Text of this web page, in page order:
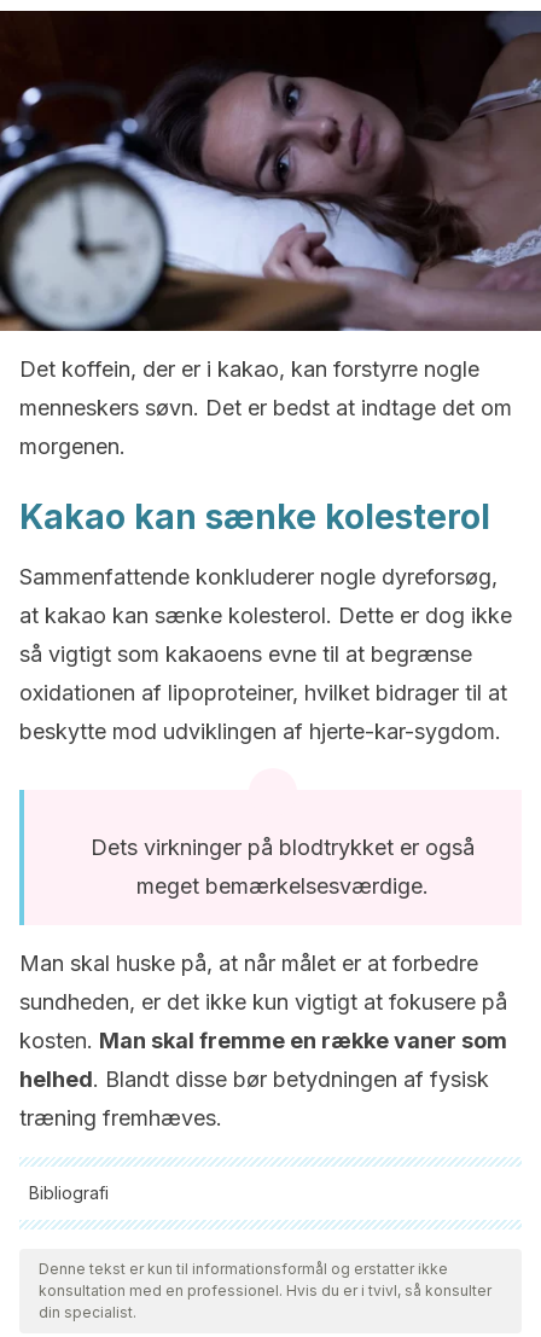
Det koffein, der er i kakao, kan forstyrre nogle
menneskers søvn. Det er bedst at indtage det om
morgenen.
Kakao kan sænke kolesterol
Sammenfattende konkluderer nogle dyreforsøg,
at kakao kan sænke kolesterol. Dette er dog ikke
så vigtigt som kakaoens evne til at begrænse
oxidationen af lipoproteiner, hvilket bidrager til at
beskytte mod udviklingen af hjerte-kar-sygdom.
Dets virkninger på blodtrykket er også
meget bemærkelsesværdige.
Man skal huske på, at når målet er at forbedre
sundheden, er det ikke kun vigtigt at fokusere på
kosten. Man skal fremme en række vaner som
helhed. Blandt disse bør betydningen af fysisk
træning fremhæves.
Bibliografi
Alle citerede kilder blev grundigt gennemgået af vores team
for at sikre deres kvalitet, pålidelighed, aktualitet og validitet.
Bibliografien i denne artikel blev betragtet som pålidelig og af
Denne tekst er kun til informationsformål og erstatter ikke
konsultation med en professionel. Hvis du er i tvivl, så konsulter
din specialist.